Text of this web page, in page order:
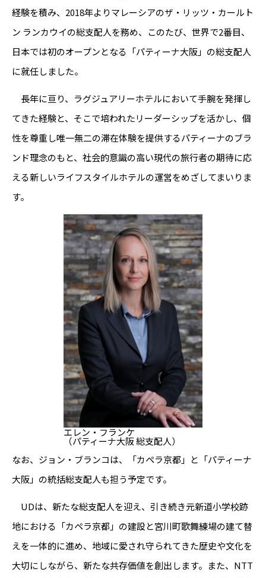
経験を積み、2018年よりマレーシアのザ・リッツ・カールト
ン ランカウイの総支配人を務め、このたび、世界で2番目、
日本では初のオープンとなる「パティーナ大阪」の総支配人
に就任しました。
長年に亘り、ラグジュアリーホテルにおいて手腕を発揮し
てきた経験と、そこで培われたリーダーシップを活かし、個
性を尊重し唯一無二の滞在体験を提供するパティーナのブラ
ンド理念のもと、社会的意識の高い現代の旅行者の期待に応
える新しいライフスタイルホテルの運営をめざしてまいりま
す。
エレン・フランケ
（パティーナ大阪 総支配人）
なお、ジョン・ブランコは、「カペラ京都」と「パティーナ
大阪」の統括総支配人も担う予定です。
UDは、新たな総支配人を迎え、引き続き元新道小学校跡
地における「カペラ京都」の建設と宮川町歌舞練場の建て替
えを一体的に進め、地域に愛され守られてきた歴史や文化を
大切にしながら、新たな共存価値を創出します。また、NTT